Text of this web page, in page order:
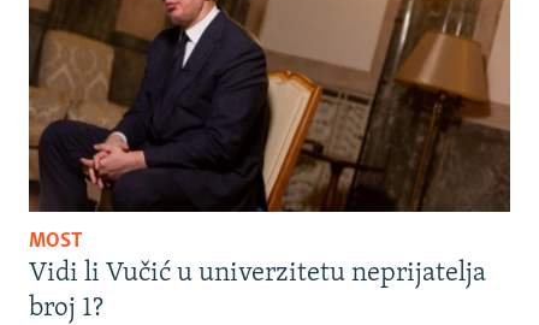
MOST
Vidi li Vučić u univerzitetu neprijatelja
broj 1?